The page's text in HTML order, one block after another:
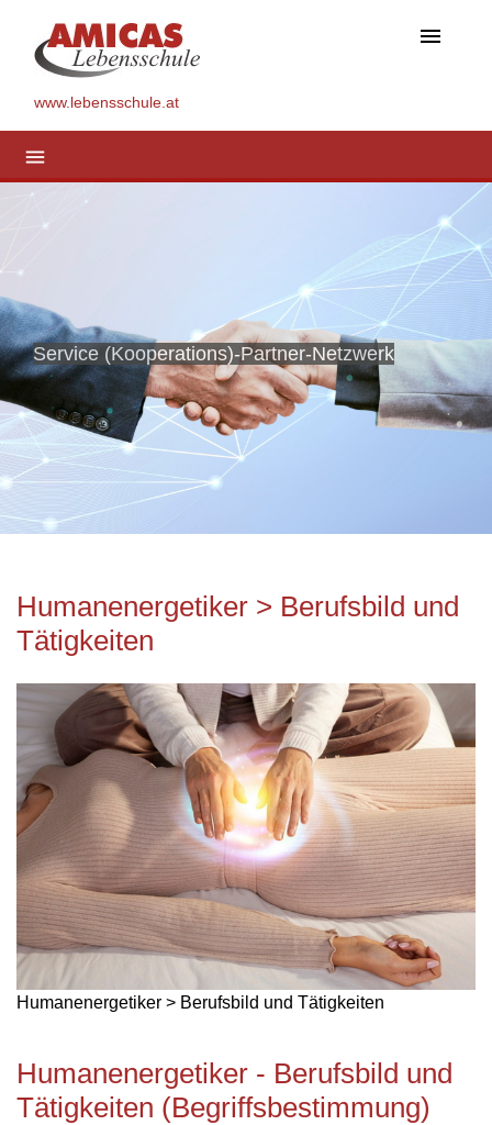
menu
www.lebensschule.at
menu
Service (Kooperations)-Partner-Netzwerk
Humanenergetiker > Berufsbild und
Tätigkeiten
Humanenergetiker > Berufsbild und Tätigkeiten
Humanenergetiker - Berufsbild und
Tätigkeiten (Begriffsbestimmung)